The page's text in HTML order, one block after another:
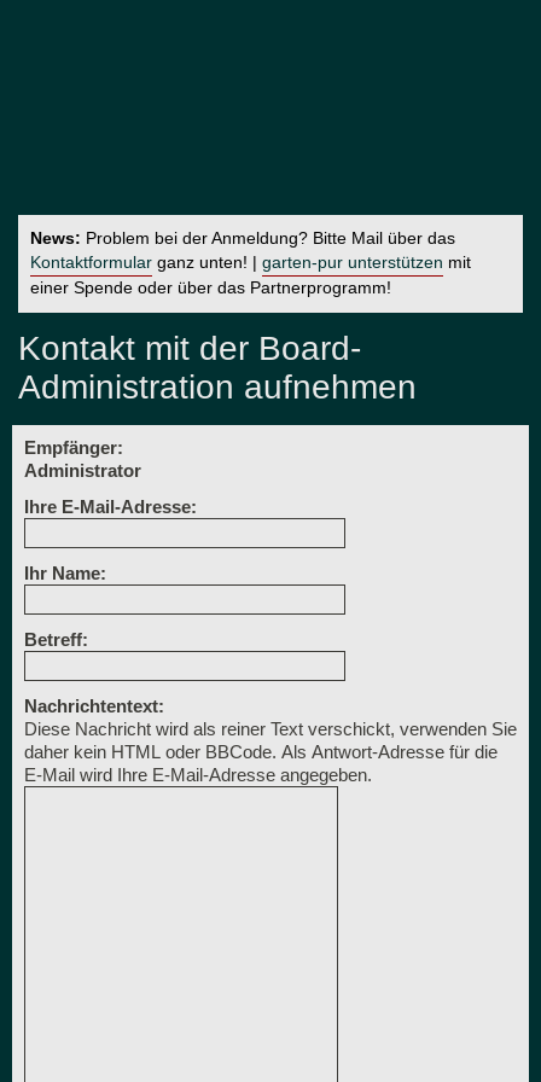
News: Problem bei der Anmeldung? Bitte Mail über das
Kontaktformular ganz unten! | garten-pur unterstützen mit
einer Spende oder über das Partnerprogramm!
Kontakt mit der Board-
Administration aufnehmen
Empfänger:
Administrator
Ihre E-Mail-Adresse:
Ihr Name:
Betreff:
Nachrichtentext:
Diese Nachricht wird als reiner Text verschickt, verwenden Sie
daher kein HTML oder BBCode. Als Antwort-Adresse für die
E-Mail wird Ihre E-Mail-Adresse angegeben.